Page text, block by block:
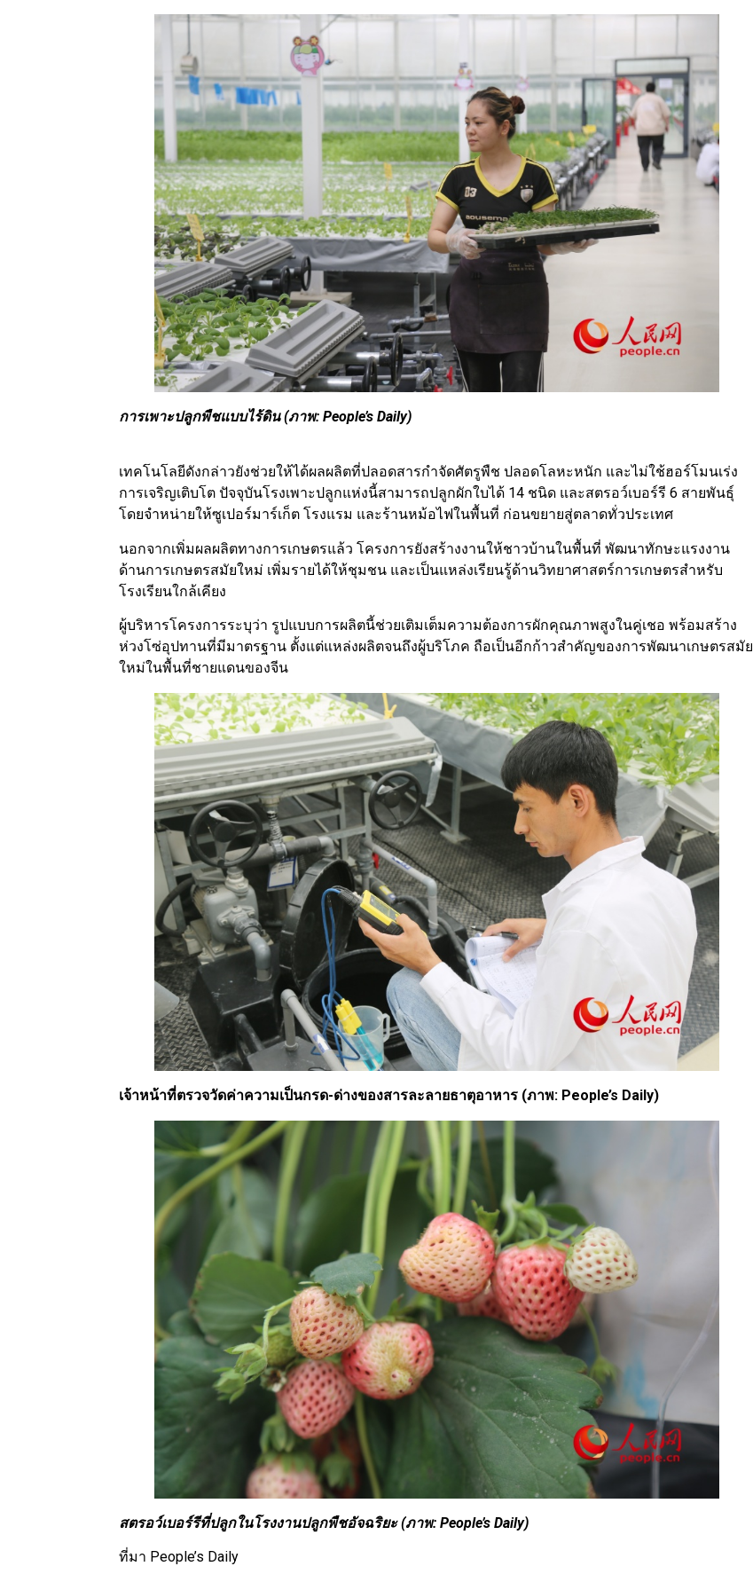
การเพาะปลูกพืชแบบไร้ดิน (ภาพ: People’s Daily)
เทคโนโลยีดังกล่าวยังช่วยให้ได้ผลผลิตที่ปลอดสารกำจัดศัตรูพืช ปลอดโลหะหนัก และไม่ใช้ฮอร์โมนเร่ง
การเจริญเติบโต ปัจจุบันโรงเพาะปลูกแห่งนี้สามารถปลูกผักใบได้ 14 ชนิด และสตรอว์เบอร์รี 6 สายพันธุ์
โดยจำหน่ายให้ซูเปอร์มาร์เก็ต โรงแรม และร้านหม้อไฟในพื้นที่ ก่อนขยายสู่ตลาดทั่วประเทศ
นอกจากเพิ่มผลผลิตทางการเกษตรแล้ว โครงการยังสร้างงานให้ชาวบ้านในพื้นที่ พัฒนาทักษะแรงงาน
ด้านการเกษตรสมัยใหม่ เพิ่มรายได้ให้ชุมชน และเป็นแหล่งเรียนรู้ด้านวิทยาศาสตร์การเกษตรสำหรับ
โรงเรียนใกล้เคียง
ผู้บริหารโครงการระบุว่า รูปแบบการผลิตนี้ช่วยเติมเต็มความต้องการผักคุณภาพสูงในคู่เชอ พร้อมสร้าง
ห่วงโซ่อุปทานที่มีมาตรฐาน ตั้งแต่แหล่งผลิตจนถึงผู้บริโภค ถือเป็นอีกก้าวสำคัญของการพัฒนาเกษตรสมัย
ใหม่ในพื้นที่ชายแดนของจีน
เจ้าหน้าที่ตรวจวัดค่าความเป็นกรด-ด่างของสารละลายธาตุอาหาร (ภาพ: People’s Daily)
สตรอว์เบอร์รีที่ปลูกในโรงงานปลูกพืชอัจฉริยะ (ภาพ: People’s Daily)
ที่มา People’s Daily